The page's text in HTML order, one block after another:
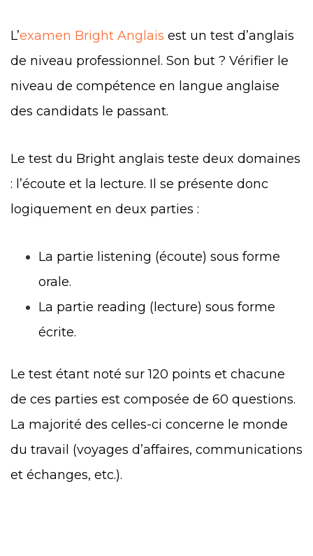
L’examen Bright Anglais est un test d’anglais
de niveau professionnel. Son but ? Vérifier le
niveau de compétence en langue anglaise
des candidats le passant.
Le test du Bright anglais teste deux domaines
: l’écoute et la lecture. Il se présente donc
logiquement en deux parties :
La partie listening (écoute) sous forme
orale.
La partie reading (lecture) sous forme
écrite.
Le test étant noté sur 120 points et chacune
de ces parties est composée de 60 questions.
La majorité des celles-ci concerne le monde
du travail (voyages d’affaires, communications
et échanges, etc.).